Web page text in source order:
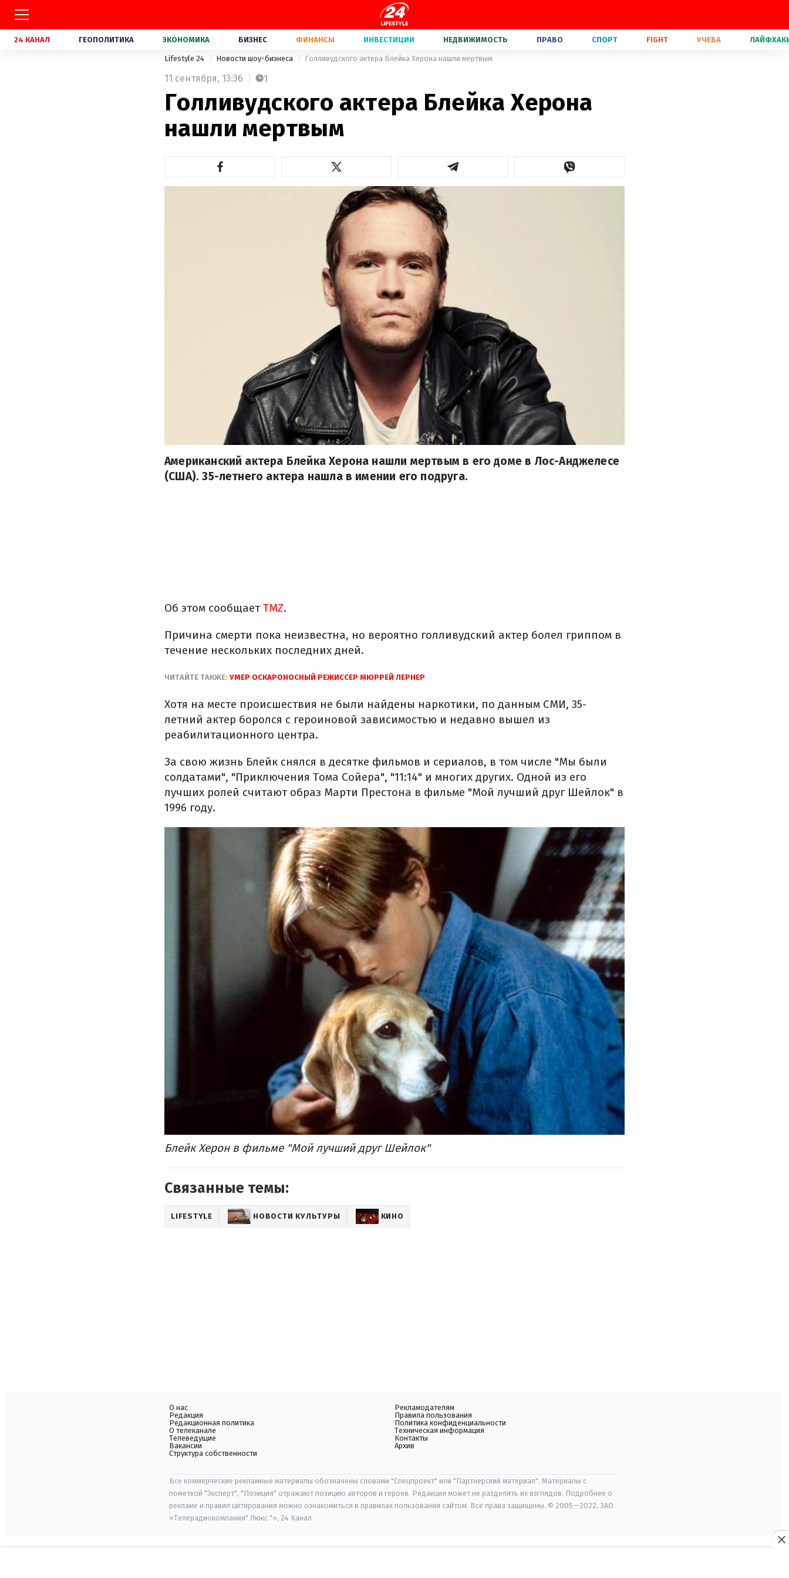
24 КАНАЛ ГЕОПОЛИТИКА ЭКОНОМИКА БИЗНЕС ФИНАНСЫ ИНВЕСТИЦИИ НЕДВИЖИМОСТЬ ПРАВО СПОРТ FIGHT УЧЕБА
Lifestyle 24 Новости шоу-бизнеса Голливудского актера Блейка Херона нашли мертвым
11 сентября, 13:36 1
Голливудского актера Блейка Херона
нашли мертвым
Американский актера Блейка Херона нашли мертвым в его доме в Лос-Анджелесе
(США). 35-летнего актера нашла в имении его подруга.
Об этом сообщаетTMZ.
Причина смерти пока неизвестна, но вероятно голливудский актер болел гриппом в
течение нескольких последних дней.
ЧИТАЙТЕ ТАКЖЕ: УМЕР ОСКАРОНОСНЫЙ РЕЖИССЕР МЮРРЕЙ ЛЕРНЕР
Хотя на месте происшествия не были найдены наркотики, по данным СМИ, 35-
летний актер боролся с героиновой зависимостью и недавно вышел из
реабилитационного центра.
За свою жизнь Блейк снялся в десятке фильмов и сериалов, в том числе "Мы были
солдатами", "Приключения Тома Сойера", "11:14" и многих других. Одной из его
лучших ролей считают образ Марти Престона в фильме "Мой лучший друг Шейлок" в
1996 году.
Блейк Херон в фильме "Мой лучший друг Шейлок"
Связанные темы:
LIFESTYLE НОВОСТИ КУЛЬТУРЫ КИНО
О нас
Редакция
Редакционная политика
О телеканале
Телеведущие
Вакансии
Структура собственности
Рекламодателям
Правила пользования
Политика конфиденциальности
Техническая информация
Контакты
Архив
Все коммерческие рекламные материалы обозначены словами "Спецпроект" или "Партнерский материал". Материалы с
пометкой "Эксперт", "Позиция" отражают позицию авторов и героев. Редакция может не разделять их взглядов. Подробнее о
рекламе и правил цитирования можно ознакомиться в правилах пользования сайтом. Все права защищены. © 2005—2022, ЗАО
«Телерадиокомпания" Люкс "», 24 Канал.